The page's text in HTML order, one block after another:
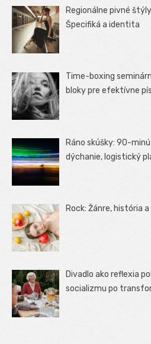
Regionálne pivné
Špecifiká a identita
Time-boxing
bloky pre efektívne
Ráno skúšky: 90-
dýchanie, logistický
Rock: Žánre, história
Divadlo ako reflexia
socializmu po